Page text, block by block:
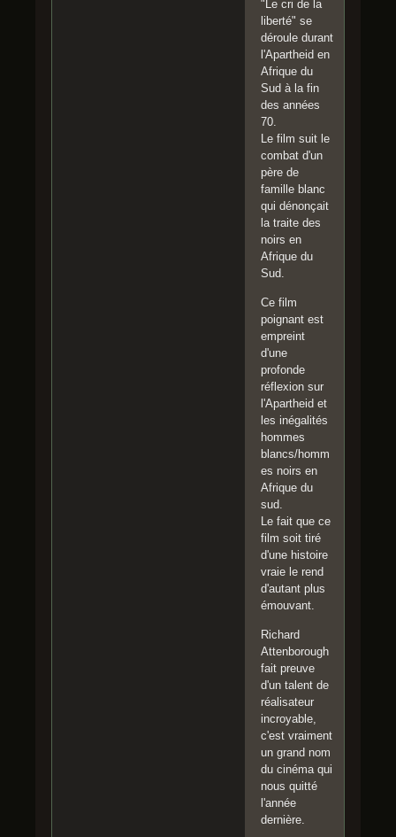
"Le cri de la
liberté" se
déroule durant
l'Apartheid en
Afrique du
Sud à la fin
des années
70.
Le film suit le
combat d'un
père de
famille blanc
qui dénonçait
la traite des
noirs en
Afrique du
Sud.
Ce film
poignant est
empreint
d'une
profonde
réflexion sur
l'Apartheid et
les inégalités
hommes
blancs/homm
es noirs en
Afrique du
sud.
Le fait que ce
film soit tiré
d'une histoire
vraie le rend
d'autant plus
émouvant.
Richard
Attenborough
fait preuve
d'un talent de
réalisateur
incroyable,
c'est vraiment
un grand nom
du cinéma qui
nous quitté
l'année
dernière.